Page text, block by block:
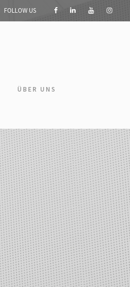
FOLLOW US
ÜBER UNS